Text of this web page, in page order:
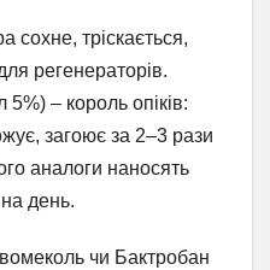
сохне, тріскається,
регенераторів.
– король опіків:
загоює за 2–3 рази
аналоги наносять
день.
чи Бактробан